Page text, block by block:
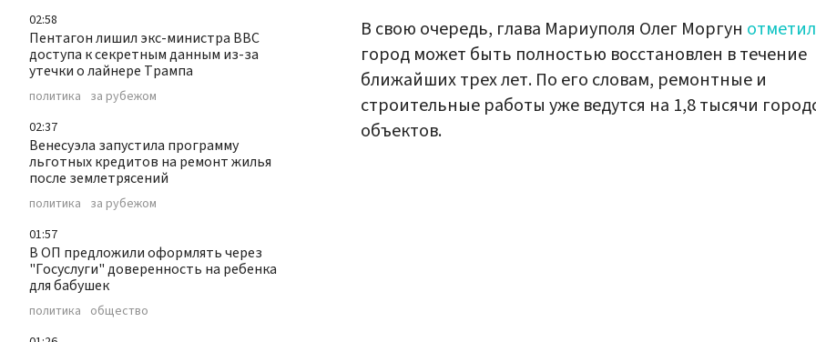
02:58
Пентагон лишил экс-министра ВВС
доступа к секретным данным из-за
утечки о лайнере Трампа
политика за рубежом
02:37
Венесуэла запустила программу
льготных кредитов на ремонт жилья
после землетрясений
политика за рубежом
01:57
В ОП предложили оформлять через
"Госуслуги" доверенность на ребенка
для бабушек
политика общество
В свою очередь, глава Мариуполя Олег Моргун отметил
город может быть полностью восстановлен в течение
ближайших трех лет. По его словам, ремонтные и
строительные работы уже ведутся на 1,8 тысячи
объектов.